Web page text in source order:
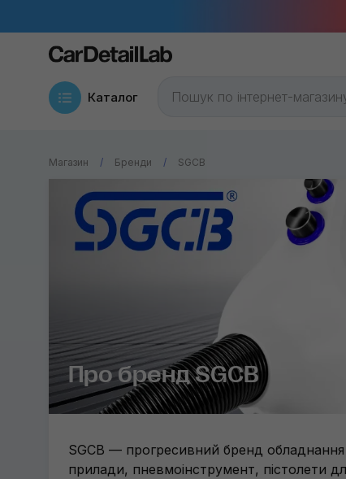
Каталог
Магазин Бренди SGCB
Про бренд SGCB
SGCB — прогресивний бренд обладнання
прилади, пневмоінструмент, пістолети